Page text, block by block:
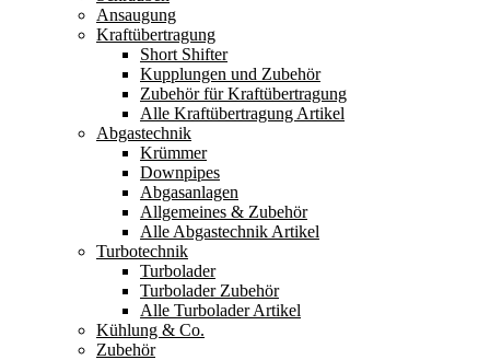
Ansaugung
Kraftübertragung
Short Shifter
Kupplungen und Zubehör
Zubehör für Kraftübertragung
Alle Kraftübertragung Artikel
Abgastechnik
Krümmer
Downpipes
Abgasanlagen
Allgemeines & Zubehör
Alle Abgastechnik Artikel
Turbotechnik
Turbolader
Turbolader Zubehör
Alle Turbolader Artikel
Kühlung & Co.
Zubehör